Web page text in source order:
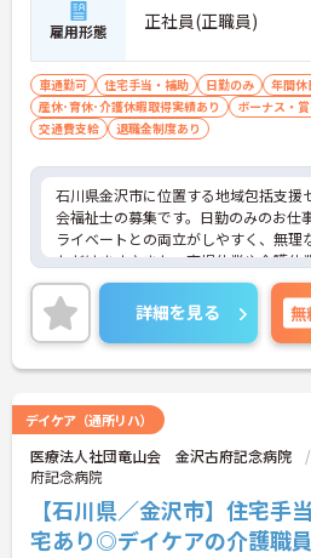
雇用形態 正社員(正職員)
車通勤可 住宅手当・補助 日勤のみ
年間
産休･育休･介護休暇取得実績あり
ボーナス・
交通費支給
退職金制度あり
石川県金沢市に位置する地域包括支援
会福祉士の募集です。日勤のみのお仕
ライベートとの両立がしやすく、無理
ただけます♪また、育児休業や介護休
あり！ライフステージに変化があった
◎ご興味のある方はご面接のポイント
のでご気軽にお問い合わせください。
詳細を見る 無
デイケア（通所リハ）
医療法人社団竜山会 金沢古府記念病院
府記念病院
【石川県／金沢市】住宅手
宅あり◎デイケアの介護職